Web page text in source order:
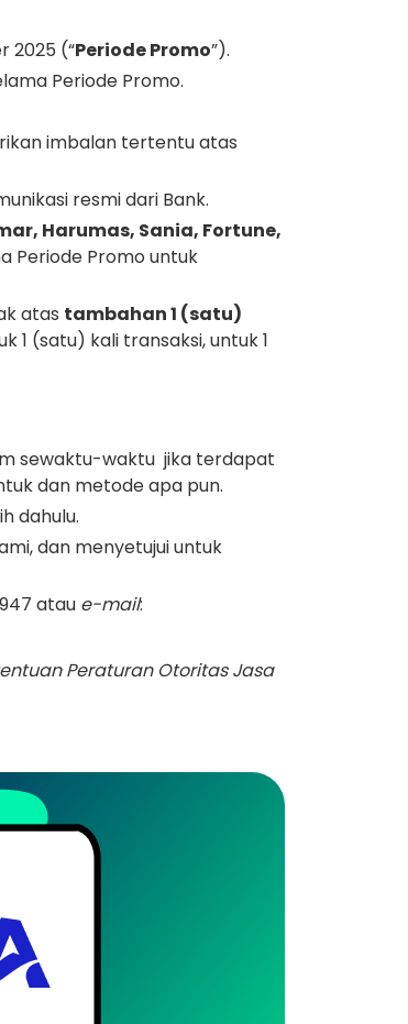
2025 (“Periode Promo”).
Periode Promo.
imbalan tertentu atas
resmi dari Bank.
Harumas, Sania, Fortune,
Periode Promo untuk
atas tambahan 1 (satu)
1 (satu) kali transaksi, untuk 1
sewaktu-waktu jika terdapat
dan metode apa pun.
dahulu.
dan menyetujui untuk
atau e-mail:
Peraturan Otoritas Jasa